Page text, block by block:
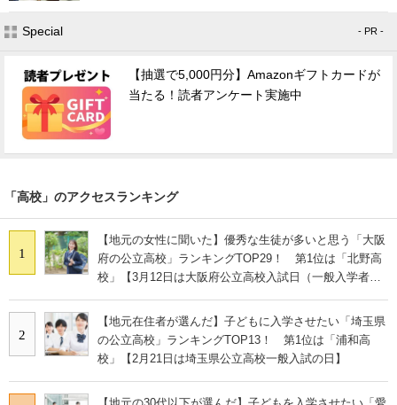
Special - PR -
【抽選で5,000円分】Amazonギフトカードが
当たる！読者アンケート実施中
「高校」のアクセスランキング
1
【地元の女性に聞いた】優秀な生徒が多いと思う「大阪
府の公立高校」ランキングTOP29！ 第1位は「北野高
校」【3月12日は大阪府公立高校入試日（一般入学者選
2
【地元在住者が選んだ】子どもに入学させたい「埼玉県
の公立高校」ランキングTOP13！ 第1位は「浦和高
校」【2月21日は埼玉県公立高校一般入試の日】